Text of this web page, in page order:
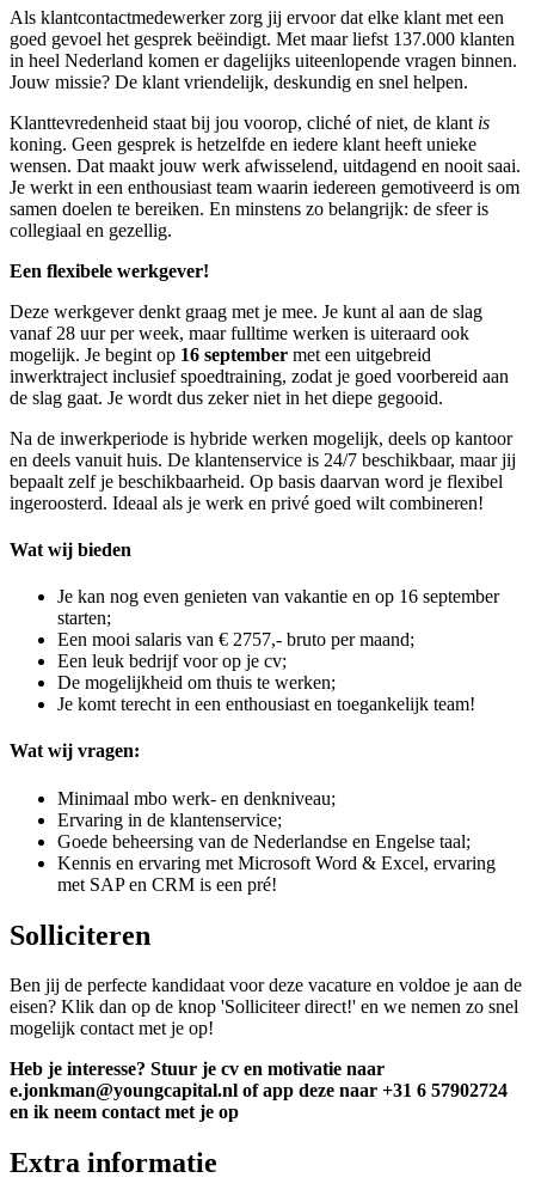
Als klantcontactmedewerker zorg jij ervoor dat elke klant met een
goed gevoel het gesprek beëindigt. Met maar liefst 137.000 klanten
in heel Nederland komen er dagelijks uiteenlopende vragen binnen.
Jouw missie? De klant vriendelijk, deskundig en snel helpen.
Klanttevredenheid staat bij jou voorop, cliché of niet, de klant is
koning. Geen gesprek is hetzelfde en iedere klant heeft unieke
wensen. Dat maakt jouw werk afwisselend, uitdagend en nooit saai.
Je werkt in een enthousiast team waarin iedereen gemotiveerd is om
samen doelen te bereiken. En minstens zo belangrijk: de sfeer is
collegiaal en gezellig.
Een flexibele werkgever!
Deze werkgever denkt graag met je mee. Je kunt al aan de slag
vanaf 28 uur per week, maar fulltime werken is uiteraard ook
mogelijk. Je begint op 16 september met een uitgebreid
inwerktraject inclusief spoedtraining, zodat je goed voorbereid aan
de slag gaat. Je wordt dus zeker niet in het diepe gegooid.
Na de inwerkperiode is hybride werken mogelijk, deels op kantoor
en deels vanuit huis. De klantenservice is 24/7 beschikbaar, maar jij
bepaalt zelf je beschikbaarheid. Op basis daarvan word je flexibel
ingeroosterd. Ideaal als je werk en privé goed wilt combineren!
Wat wij bieden
Je kan nog even genieten van vakantie en op 16 september
starten;
Een mooi salaris van € 2757,- bruto per maand;
Een leuk bedrijf voor op je cv;
De mogelijkheid om thuis te werken;
Je komt terecht in een enthousiast en toegankelijk team!
Wat wij vragen:
Minimaal mbo werk- en denkniveau;
Ervaring in de klantenservice;
Goede beheersing van de Nederlandse en Engelse taal;
Kennis en ervaring met Microsoft Word & Excel, ervaring
met SAP en CRM is een pré!
Solliciteren
Ben jij de perfecte kandidaat voor deze vacature en voldoe je aan de
eisen? Klik dan op de knop 'Solliciteer direct!' en we nemen zo snel
mogelijk contact met je op!
Heb je interesse? Stuur je cv en motivatie naar
e.jonkman@youngcapital.nl of app deze naar +31 6 57902724
en ik neem contact met je op
Extra informatie